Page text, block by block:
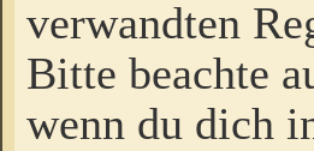
verwandten
Bitte beachte
wenn du dich